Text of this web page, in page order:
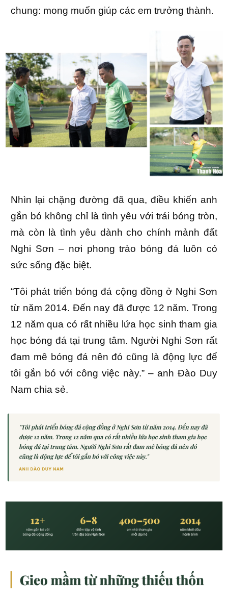
chung: mong muốn giúp các em trưởng thành.
Nhìn lại chặng đường đã qua, điều khiến anh
gắn bó không chỉ là tình yêu với trái bóng tròn,
mà còn là tình yêu dành cho chính mảnh đất
Nghi Sơn – nơi phong trào bóng đá luôn có
sức sống đặc biệt.
“Tôi phát triển bóng đá cộng đồng ở Nghi Sơn
từ năm 2014. Đến nay đã được 12 năm. Trong
12 năm qua có rất nhiều lứa học sinh tham gia
học bóng đá tại trung tâm. Người Nghi Sơn rất
đam mê bóng đá nên đó cũng là động lực để
tôi gắn bó với công việc này.” – anh Đào Duy
Nam chia sẻ.